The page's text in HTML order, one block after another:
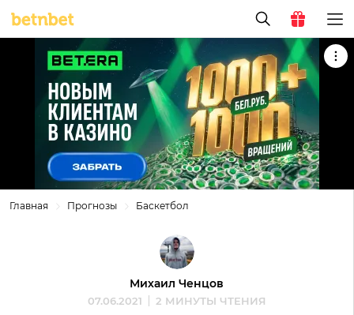
Главная Прогнозы Баскетбол
Михаил Ченцов
07.06.2021 2 МИНУТЫ ЧТЕНИЯ